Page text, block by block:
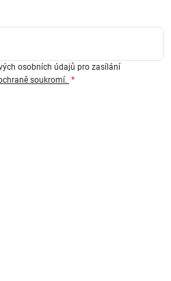
osobních údajů pro zasílání
soukromí.